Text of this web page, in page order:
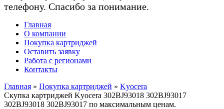
телефону. Спасибо за понимание.
Главная
О компании
Покупка картриджей
Оставить заявку
Работа с регионами
Контакты
Главная » Покупка картриджей » Kyocera
Скупка картриджей Kyocera 302BJ93018 302BJ93017
302BJ93018 302BJ93017 по максимальным ценам.